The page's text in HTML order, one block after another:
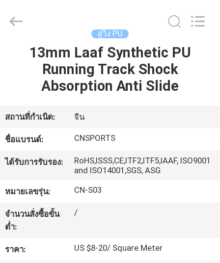
เกี่ยว
ทัวร์
โรงงาน
Materials
ลู่วิ่ง PU
13mm Laaf Synthetic PU
Running Track Shock
Absorption Anti Slide
สถานที่กำเนิด: จีน
ชื่อแบรนด์: CNSPORTS
ได้รับการรับรอง:
RoHS,ISSS,CE,ITF2,ITF5,IAAF, ISO9001
and ISO14001,SGS, ASG
หมายเลขรุ่น: CN-S03
จำนวนสั่งซื้อขั้น
ต่ำ:
/
ราคา: US $8-20/ Square Meter